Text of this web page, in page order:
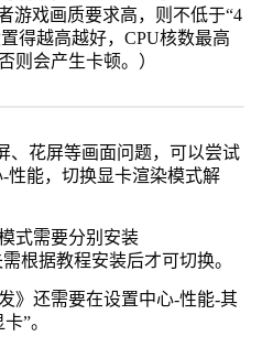
游戏画质要求高，则不低于“4
得越高越好，CPU核数最高
则会产生卡顿。）
、花屏等画面问题，可以尝试
性能，切换显卡渲染模式解
式需要分别安装
根据教程安装后才可切换。
》还需要在设置中心-性能-其
”。